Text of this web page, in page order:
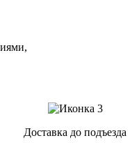
Доставка до подъезда